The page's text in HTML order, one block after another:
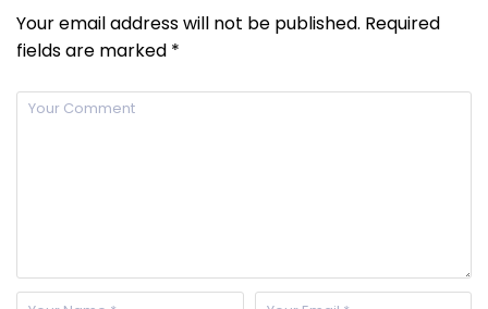
Your email address will not be published. Required
fields are marked *